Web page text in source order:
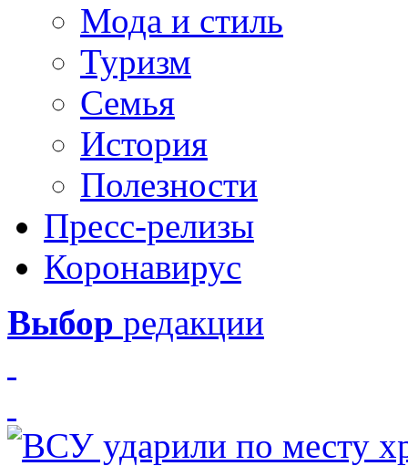
Мода и стиль
Туризм
Семья
История
Полезности
Пресс-релизы
Коронавирус
Выбор редакции